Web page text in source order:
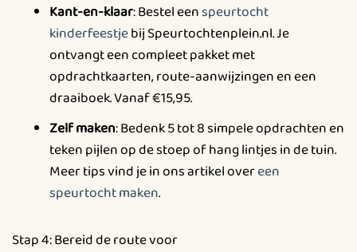
Kant-en-klaar: Bestel eenspeurtocht
kinderfeestjebij Speurtochtenplein.nl. Je
ontvangt een compleet pakket met
opdrachtkaarten, route-aanwijzingen en een
draaiboek. Vanaf €15,95.
Zelf maken: Bedenk 5 tot 8 simpele opdrachten en
teken pijlen op de stoep of hang lintjes in de tuin.
Meer tips vind je in ons artikel overeen
speurtocht maken.
Stap 4: Bereid de route voor